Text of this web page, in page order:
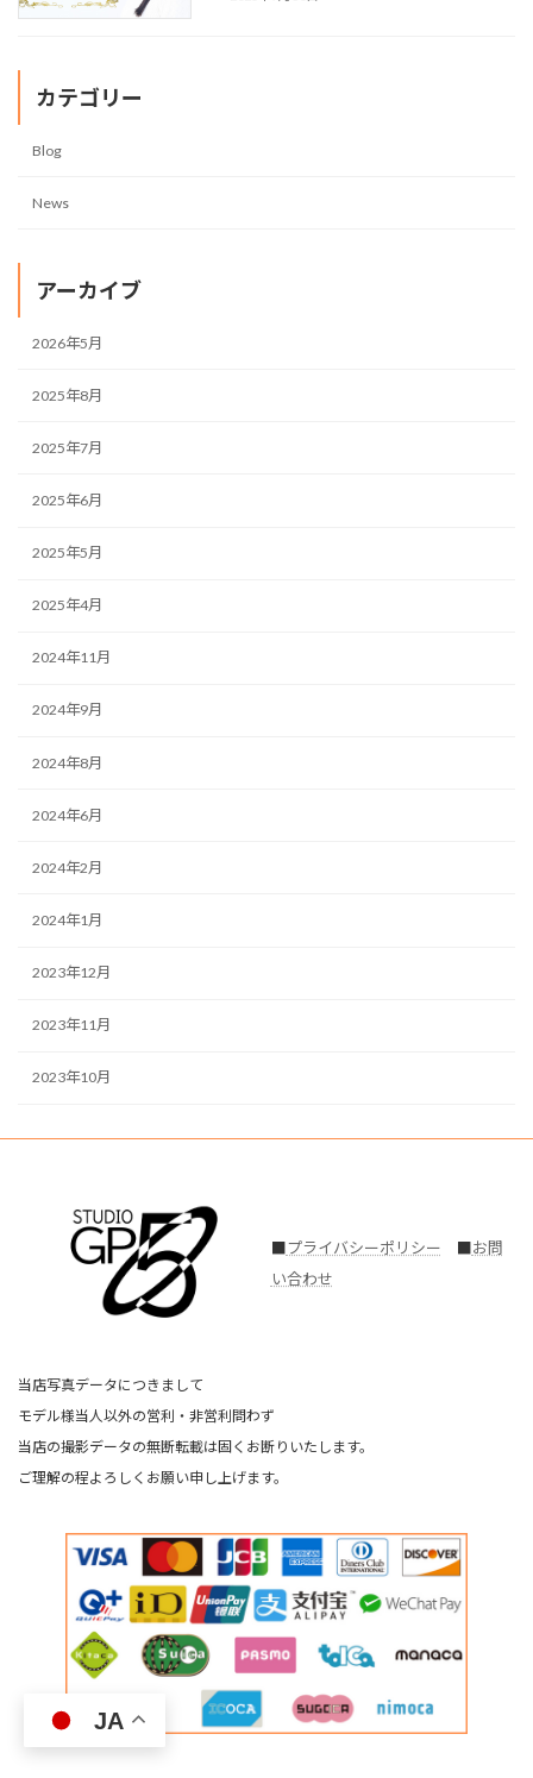
カテゴリー
Blog
News
アーカイブ
2026年5月
2025年8月
2025年7月
2025年6月
2025年5月
2025年4月
2024年11月
2024年9月
2024年8月
2024年6月
2024年2月
2024年1月
2023年12月
2023年11月
2023年10月
■プライバシーポリシー ■お問
い合わせ
当店写真データにつきまして
モデル様当人以外の営利・非営利問わず
当店の撮影データの無断転載は固くお断りいたします。
ご理解の程よろしくお願い申し上げます。
JA